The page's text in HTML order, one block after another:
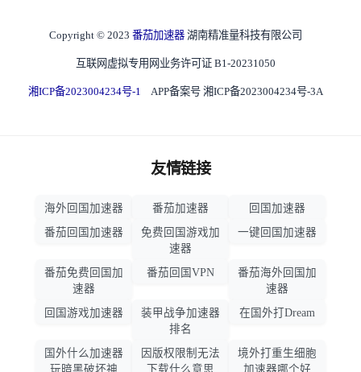
Copyright © 2023 番茄加速器 湖南精准量科技有限公司
互联网虚拟专用网业务许可证 B1-20231050
湘ICP备2023004234号-1 APP备案号 湘ICP备2023004234号-3A
友情链接
海外回国加速器 番茄加速器
回国加速器
番茄回国加速器
免费回国游戏加
速器
一键回国加速器
番茄免费回国加
速器
番茄回国VPN
番茄海外回国加
速器
回国游戏加速器
装甲战争加速器
排名
在国外打Dream
国外什么加速器
玩暗黑破坏神
因版权限制无法
下载什么意思
境外打重生细胞
加速器哪个好